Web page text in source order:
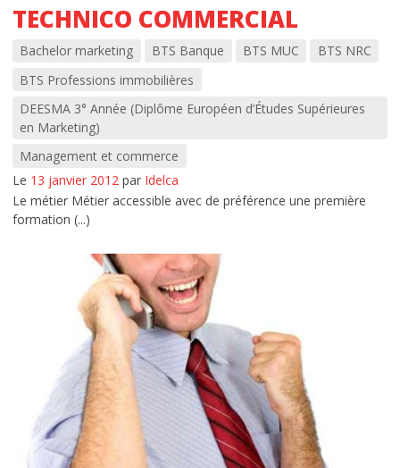
TECHNICO COMMERCIAL
Bachelor marketing BTS Banque BTS MUC
BTS NRC
BTS Professions immobilières
DEESMA 3° Année (Diplôme Européen d’Études Supérieures
en Marketing)
Management et commerce
Le 13 janvier 2012 par Idelca
Le métier Métier accessible avec de préférence une première
formation (...)